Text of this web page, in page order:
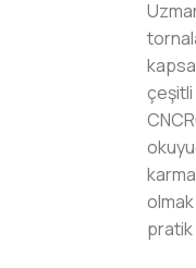
çeşitli
pratik